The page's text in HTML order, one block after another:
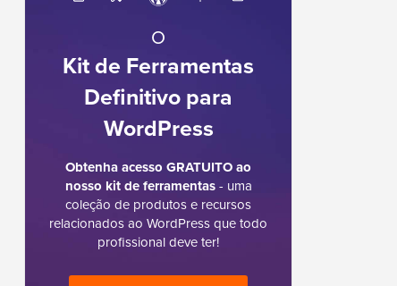
O
Kit de Ferramentas
Definitivo para
WordPress
Obtenha acesso GRATUITO ao
nosso kit de ferramentas- uma
coleção de produtos e recursos
relacionados ao WordPress que todo
profissional deve ter!